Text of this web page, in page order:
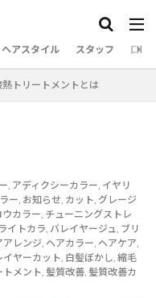
ヘアスタイル スタッフ 口コ
熱トリートメントとは
, アディクシーカラー, イヤリ
ー, お知らせ, カット, グレージ
ウカラー, チューニングストレ
イトカラ, バレイヤージュ, ブリ
アレンジ, ヘアカラー, ヘアケア,
イヤーカット, 白髪ぼかし, 縮毛
トメント, 髪質改善, 髪質改善カ
三条河原町
レイヤーカット
マ
メンズカット